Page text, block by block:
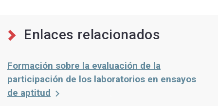
Enlaces relacionados
Formación sobre la evaluación de la
participación de los laboratorios en ensayos
de aptitud